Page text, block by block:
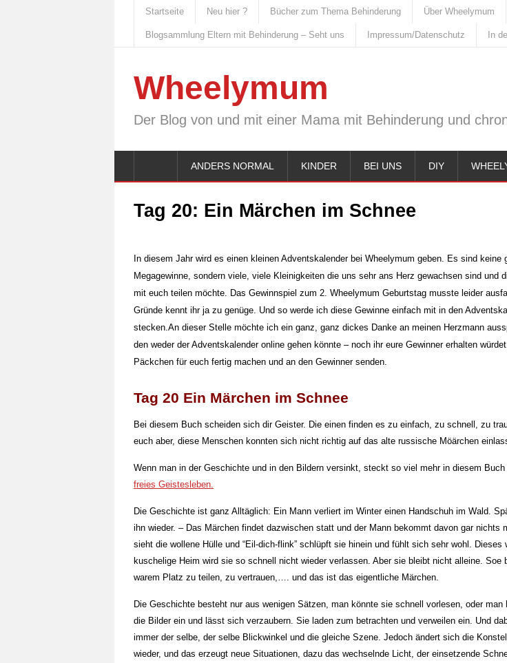
Startseite Neu hier ? Bücher zum Thema Behinderung Über Wheelymum
Blogsammlung Eltern mit Behinderung – Seht uns Impressum/Datenschutz In
Wheelymum
Der Blog von und mit einer Mama mit Behinderung und
ANDERS NORMAL KINDER BEI UNS DIY
Tag 20: Ein Märchen im Schnee
In diesem Jahr wird es einen kleinen Adventskalender bei Wheelymum geben. Es sind keine
Megagewinne, sondern viele, viele Kleinigkeiten die uns sehr ans Herz gewachsen sind und
mit euch teilen möchte. Das Gewinnspiel zum 2. Wheelymum Geburtstag musste leider
Gründe kennt ihr ja zu genüge. Und so werde ich diese Gewinne einfach mit in den
stecken.An dieser Stelle möchte ich ein ganz, ganz dickes Danke an meinen Herzmann
den weder der Adventskalender online gehen könnte – noch ihr eure Gewinner erhalten
Päckchen für euch fertig machen und an den Gewinner senden.
Tag 20 Ein Märchen im Schnee
Bei diesem Buch scheiden sich dir Geister. Die einen finden es zu einfach, zu schnell, zu
euch aber, diese Menschen konnten sich nicht richtig auf das alte russische Möärchen
Wenn man in der Geschichte und in den Bildern versinkt, steckt so viel mehr in diesem Buch
freies Geistesleben.
Die Geschichte ist ganz Alltäglich: Ein Mann verliert im Winter einen Handschuh im Wald.
ihn wieder. – Das Märchen findet dazwischen statt und der Mann bekommt davon gar nichts
sieht die wollene Hülle und “Eil-dich-flink” schlüpft sie hinein und fühlt sich sehr wohl. Dieses
kuschelige Heim wird sie so schnell nicht wieder verlassen. Aber sie bleibt nicht alleine. Soe
warem Platz zu teilen, zu vertrauen,…. und das ist das eigentliche Märchen.
Die Geschichte besteht nur aus wenigen Sätzen, man könnte sie schnell vorlesen, oder
die Bilder ein und lässt sich verzaubern. Sie laden zum betrachten und verweilen ein. Und
immer der selbe, der selbe Blickwinkel und die gleiche Szene. Jedoch ändert sich die
wieder, und das erzeugt neue Situationen, dazu das wechselnde Licht, der einsetzende